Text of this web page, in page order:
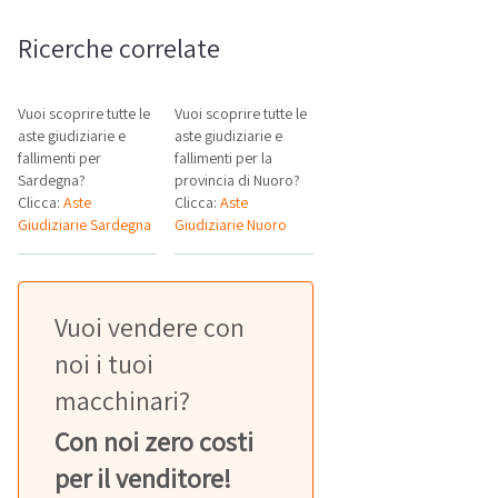
Ricerche correlate
Vuoi scoprire tutte le
aste giudiziarie e
fallimenti per
Sardegna?
Clicca: Aste
Giudiziarie Sardegna
Vuoi scoprire tutte le
aste giudiziarie e
fallimenti per la
provincia di Nuoro?
Clicca:Aste
Giudiziarie Nuoro
Vuoi vendere con
noi i tuoi
macchinari?
Con noi zero costi
per il venditore!